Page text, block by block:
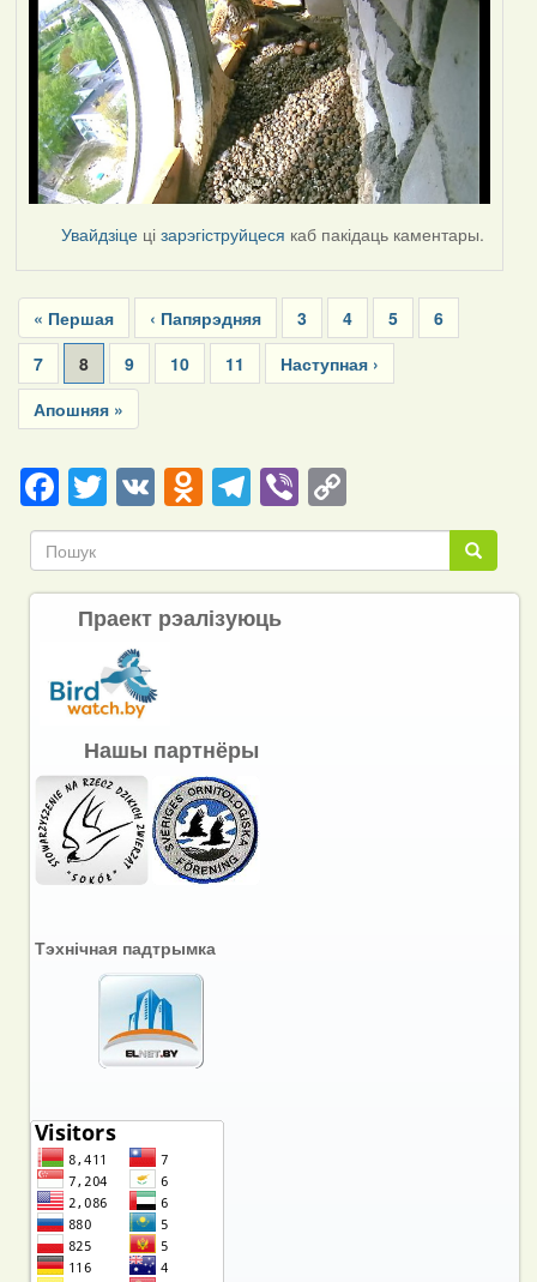
Увайдзіце цізарэгіструйцеся каб пакідаць каментары.
Pagination
First
page
« Першая
Previous
page
‹ Папярэдняя Page
3 Page
4 Page
5 Page
6
Page
7
Current
page
8 Page
9 Page
10 Page
11
Next
page
Наступная ›
Last
page
Апошняя »
Facebook
Twitter
VKOdnoklassniki
Telegram
ViberCopy
Link Пошук
Пошук
Праект рэалізуюць
Нашы партнёры
Тэхнічная падтрымка